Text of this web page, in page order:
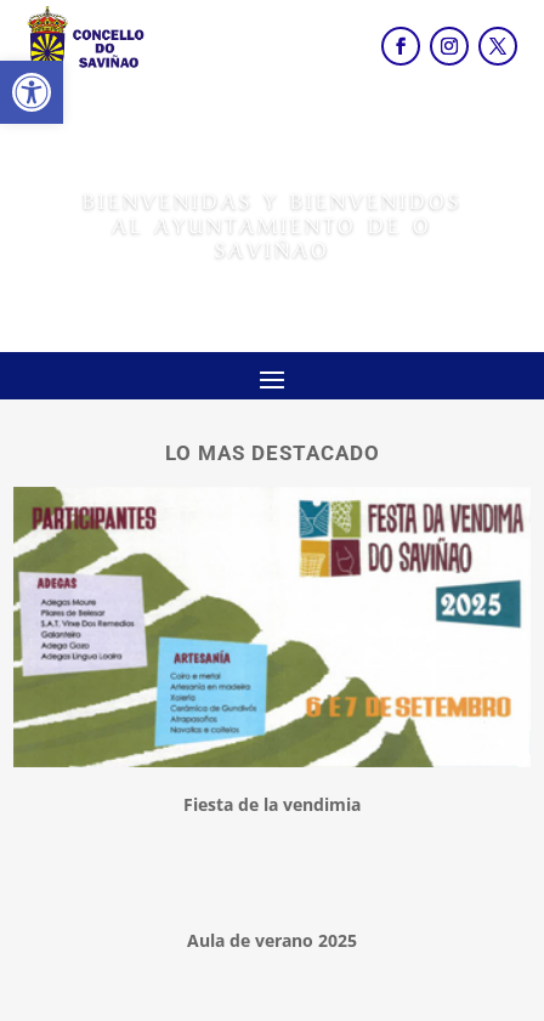
Abrir barra de herramientas
BIENVENIDAS Y BIENVENIDOS
AL AYUNTAMIENTO DE O
SAVIÑAO
LO MAS DESTACADO
Fiesta de la vendimia
Aula de verano 2025